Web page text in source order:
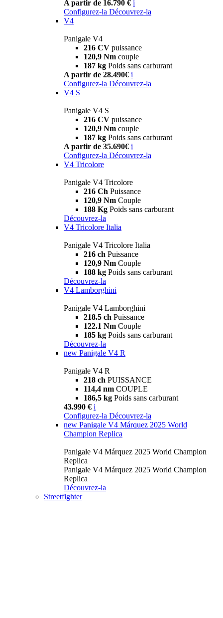
A partir de 16.790 € i
Configurez-la Découvrez-la
V4
Panigale V4
216 CV puissance
120,9 Nm couple
187 kg Poids sans carburant
A partir de 28.490€ i
Configurez-la Découvrez-la
V4 S
Panigale V4 S
216 CV puissance
120,9 Nm couple
187 kg Poids sans carburant
A partir de 35.690€ i
Configurez-la Découvrez-la
V4 Tricolore
Panigale V4 Tricolore
216 Ch Puissance
120,9 Nm Couple
188 Kg Poids sans carburant
Découvrez-la
V4 Tricolore Italia
Panigale V4 Tricolore Italia
216 ch Puissance
120,9 Nm Couple
188 kg Poids sans carburant
Découvrez-la
V4 Lamborghini
Panigale V4 Lamborghini
218.5 ch Puissance
122.1 Nm Couple
185 kg Poids sans carburant
Découvrez-la
new Panigale V4 R
Panigale V4 R
218 ch PUISSANCE
114,4 nm COUPLE
186,5 kg Poids sans carburant
43.990 € i
Configurez-la Découvrez-la
new Panigale V4 Márquez 2025 World
Champion Replica
Panigale V4 Márquez 2025 World Champion
Replica
Panigale V4 Márquez 2025 World Champion
Replica
Découvrez-la
Streetfighter